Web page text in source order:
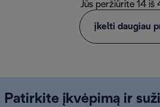
Jūs peržiūrite 14 iš
įkelti daugiau
Patirkite įkvėpimą ir